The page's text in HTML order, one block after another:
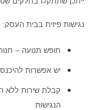
נגישות פיזית בבית העסק:
חופש תנועה –
יש אפשרות להיכנס
קבלת שירות ללא
הנגישות